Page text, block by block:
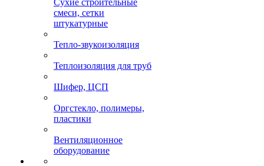
Сухие строительные
смеси, сетки
штукатурные
Тепло-звукоизоляция
Теплоизоляция для труб
Шифер, ЦСП
Оргстекло, полимеры,
пластики
Вентиляционное
оборудование